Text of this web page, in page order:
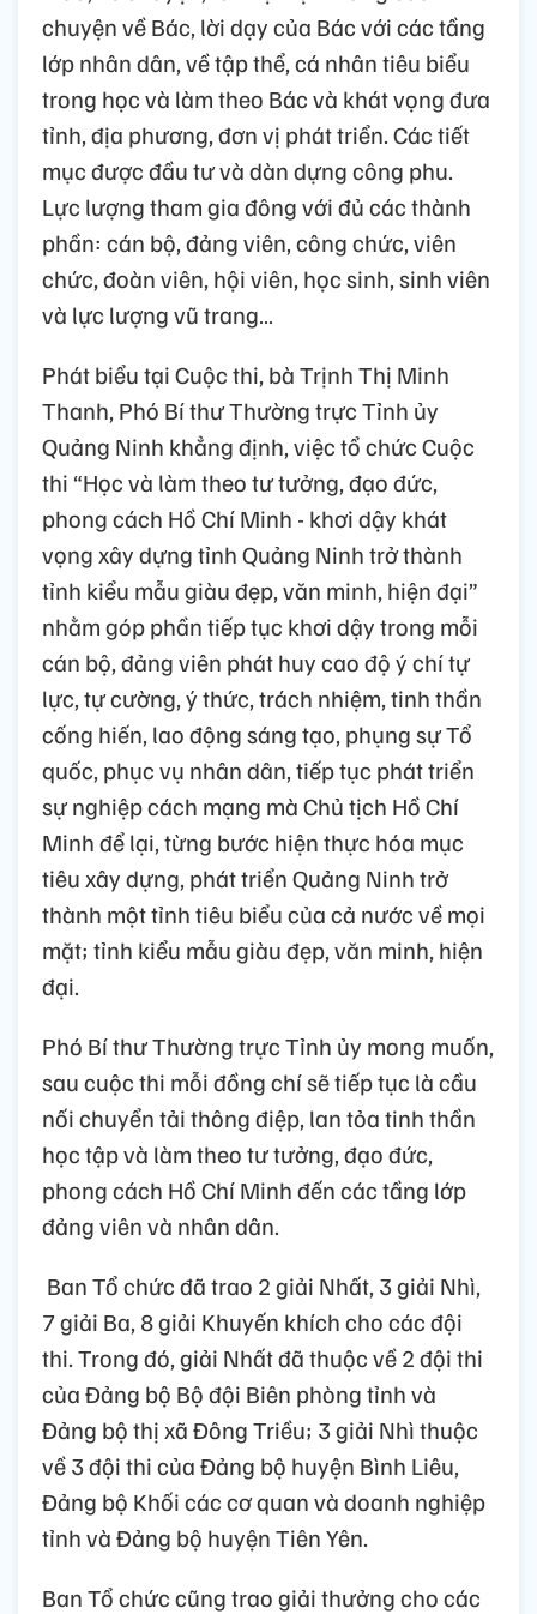
chuyện về Bác, lời dạy của Bác với các tầng
lớp nhân dân, về tập thể, cá nhân tiêu biểu
trong học và làm theo Bác và khát vọng đưa
tỉnh, địa phương, đơn vị phát triển. Các tiết
mục được đầu tư và dàn dựng công phu.
Lực lượng tham gia đông với đủ các thành
phần: cán bộ, đảng viên, công chức, viên
chức, đoàn viên, hội viên, học sinh, sinh viên
và lực lượng vũ trang…
Phát biểu tại Cuộc thi, bà Trịnh Thị Minh
Thanh, Phó Bí thư Thường trực Tỉnh ủy
Quảng Ninh khẳng định, việc tổ chức Cuộc
thi “Học và làm theo tư tưởng, đạo đức,
phong cách Hồ Chí Minh - khơi dậy khát
vọng xây dựng tỉnh Quảng Ninh trở thành
tỉnh kiểu mẫu giàu đẹp, văn minh, hiện đại”
nhằm góp phần tiếp tục khơi dậy trong mỗi
cán bộ, đảng viên phát huy cao độ ý chí tự
lực, tự cường, ý thức, trách nhiệm, tinh thần
cống hiến, lao động sáng tạo, phụng sự Tổ
quốc, phục vụ nhân dân, tiếp tục phát triển
sự nghiệp cách mạng mà Chủ tịch Hồ Chí
Minh để lại, từng bước hiện thực hóa mục
tiêu xây dựng, phát triển Quảng Ninh trở
thành một tỉnh tiêu biểu của cả nước về mọi
mặt; tỉnh kiểu mẫu giàu đẹp, văn minh, hiện
đại.
Phó Bí thư Thường trực Tỉnh ủy mong muốn,
sau cuộc thi mỗi đồng chí sẽ tiếp tục là cầu
nối chuyển tải thông điệp, lan tỏa tinh thần
học tập và làm theo tư tưởng, đạo đức,
phong cách Hồ Chí Minh đến các tầng lớp
đảng viên và nhân dân.
Ban Tổ chức đã trao 2 giải Nhất, 3 giải Nhì,
7 giải Ba, 8 giải Khuyến khích cho các đội
thi. Trong đó, giải Nhất đã thuộc về 2 đội thi
của Đảng bộ Bộ đội Biên phòng tỉnh và
Đảng bộ thị xã Đông Triều; 3 giải Nhì thuộc
về 3 đội thi của Đảng bộ huyện Bình Liêu,
Đảng bộ Khối các cơ quan và doanh nghiệp
tỉnh và Đảng bộ huyện Tiên Yên.
Ban Tổ chức cũng trao giải thưởng cho các